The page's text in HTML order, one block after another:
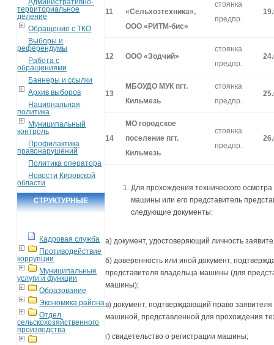
территориальное
деление
Обращение с ТКО
Выборы и
референдумы
Работа с
обращениями
Баннеры и ссылки
Архив выборов
Национальная
политика
Муниципальный
контроль
Профилактика
правонарушений
Политика оператора
Новости Кировской
области
СТРУКТУРНЫЕ
Кадровая служба
Противодействие
коррупции
Муниципальные
услуги и функции
Образование
Экономика района
Отдел
сельскохозяйственного
производства
11
«Сельхозтехника»,
ООО «РИТМ-бис»
стоянка
предпр.
12 ООО «Зодчий»
стоянка
предпр.
13
МБОУДО МУК пгт.
Кильмезь
стоянка
предпр.
14
МО городское
поселение пгт.
Кильмезь
стоянка
предпр.
Для прохождения технического
машины или его представитель
следующие документы:
а) документ, удостоверяющий личность
б) доверенность или иной документ,
представителя владельца машины (для
машины);
в) документ, подтверждающий право
машиной, представленной для прохождения
г) свидетельство о регистрации машины;